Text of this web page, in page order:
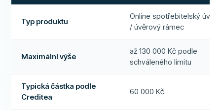
Typ produktu
Online spotřebitelský úvěr
/ úvěrový rámec
Maximální výše
až 130 000 Kč podle
schváleného limitu
Typická částka podle
Creditea
60 000 Kč